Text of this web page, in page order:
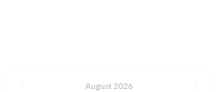
August 2026